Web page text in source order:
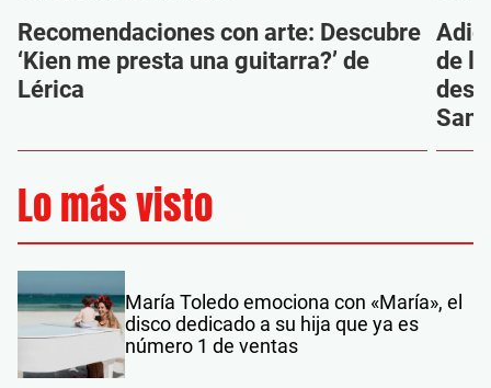
Recomendaciones con arte: Descubre
‘Kien me presta una guitarra?’ de
Lérica
de
Sanz
Lo más visto
María Toledo emociona con «María», el
disco dedicado a su hija que ya es
número 1 de ventas